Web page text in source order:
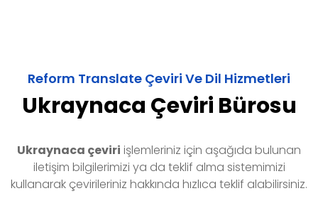
Reform Translate Çeviri Ve Dil Hizmetleri
Ukraynaca Çeviri Bürosu
Ukraynaca çeviri işlemleriniz için aşağıda bulunan
iletişim bilgilerimizi ya da teklif alma sistemimizi
kullanarak çevirileriniz hakkında hızlıca teklif alabilirsiniz.